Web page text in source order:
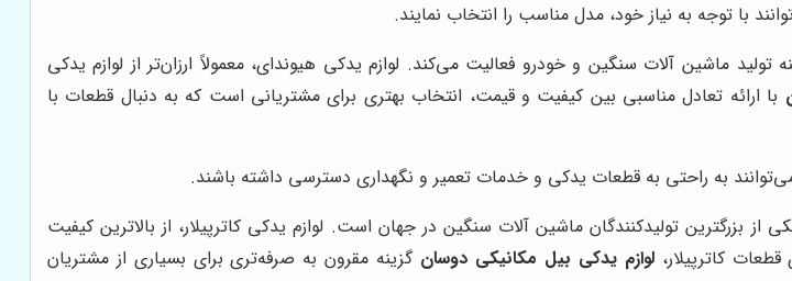
با توجه به نیاز خود، مدل مناسب را انتخاب نمایند.
ماشین آلات سنگین و خودرو فعالیت می‌کند. لوازم یدکی هیوندای، معمولاً ارزان‌تر از لوازم یدکی
با ارائه تعادل مناسبی بین کیفیت و قیمت، انتخاب بهتری برای مشتریانی است که به دنبال قطعات با
به راحتی به قطعات یدکی و خدمات تعمیر و نگهداری دسترسی داشته باشند.
بزرگترین تولیدکنندگان ماشین آلات سنگین در جهان است. لوازم یدکی کاترپیلار، از بالاترین کیفیت
کاترپیلار،لوازم یدکی بیل مکانیکی دوسان گزینه مقرون به صرفه‌تری برای بسیاری از مشتریان